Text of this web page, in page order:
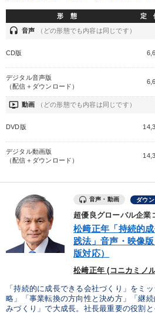
タグ・キーワード
いい会社
銀行交渉
話し方 企業再建 中村天風
海外の成功事例
多角化・新規事業 労
モノづくり お金の授業 SNS
※「更新」を押すと「タグ・キーワード」を更新いた
形 態 定
headset 音声 （どの形態でも内容は同じです）
CD版
デジタル音声版
（配信＋ダウンロード）
ondemand_video 動画 （どの形態でも内容は同じです）
DVD版
デジタル動画版
（配信＋ダウンロード）
音声・動画 ダウ
超優良グローバル企
松﨑正年「持続的
践法」音声・映像
版対応）
松﨑正年 (コニカミノ
「持続的に成長できる会社づくり」をミ
略」「事業転換の方向性と決め方」「継
みづくり」で大成長。社長最重要の役割